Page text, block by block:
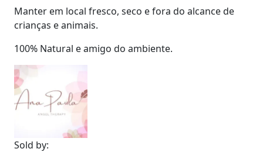
Manter em local fresco, seco e fora do alcance de
crianças e animais.
100% Natural e amigo do ambiente.
Sold by: